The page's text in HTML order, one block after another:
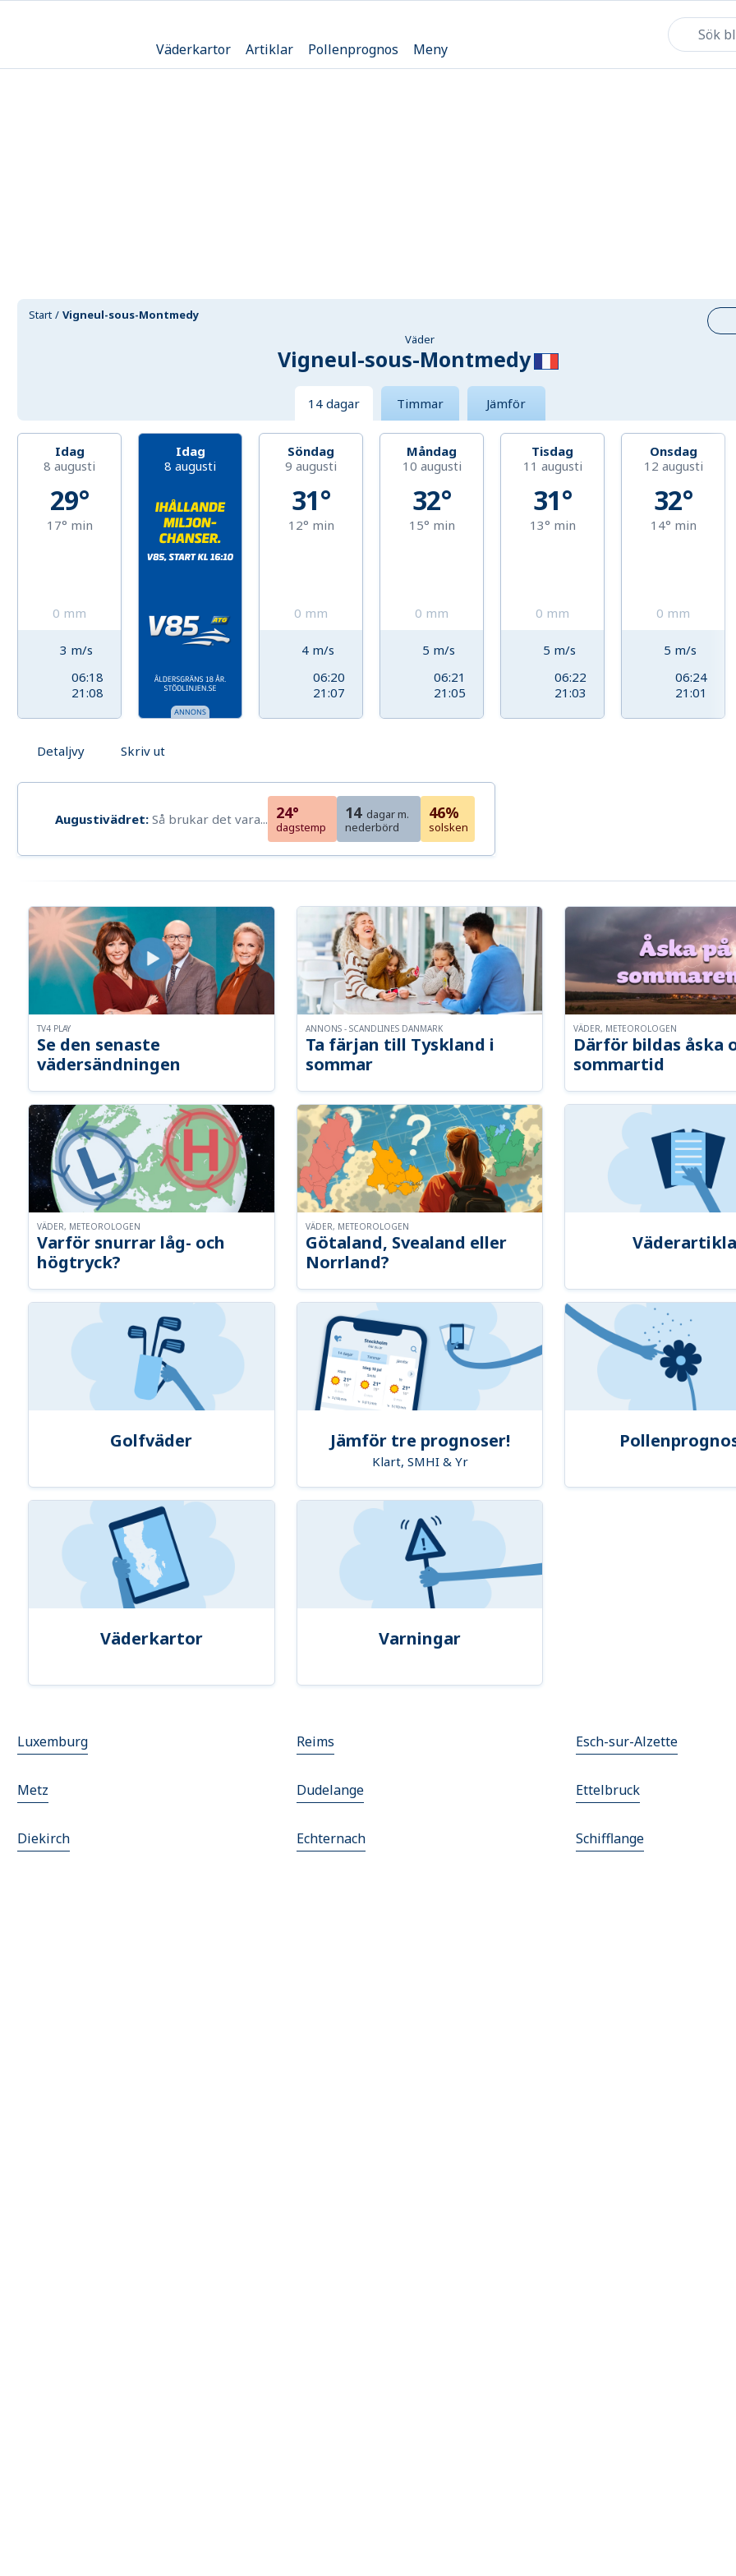
Väderkartor Artiklar Pollenprognos Meny
Start
Vigneul-sous-Montmedy
Väder
Vigneul-sous-Montmedy
14 dagar Timmar Jämför
Idag
8 augusti
29°
17° min
0 mm
3 m/s
06:18
21:08
Idag
8 augusti
Söndag
9 augusti
31°
12° min
0 mm
4 m/s
06:20
21:07
Måndag
10 augusti
32°
15° min
0 mm
5 m/s
06:21
21:05
Tisdag
11 augusti
31°
13° min
0 mm
5 m/s
06:22
21:03
Onsdag
12 augusti
32°
14° min
0 mm
5 m/s
06:24
21:01
Detaljvy Skriv ut
Augustivädret: Så brukar det vara... 24°
dagstemp
14 dagar m.
nederbörd
46%
solsken
Se den senaste
vädersändningen
TV4 PLAY
Ta färjan till Tyskland i
sommar
ANNONS - SCANDLINES DANMARK
Därför bildas åska
sommartid
VÄDER, METEOROLOGEN
Varför snurrar låg- och
högtryck?
VÄDER, METEOROLOGEN
Götaland, Svealand eller
Norrland?
VÄDER, METEOROLOGEN
Golfväder Jämför tre prognoser!
Klart, SMHI & Yr
Väderkartor Varningar
Luxemburg Reims Esch-sur-Alzette
Metz Dudelange Ettelbruck
Diekirch Echternach Schifflange